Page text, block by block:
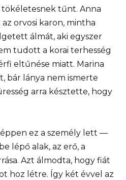
tűnt. Anna
orvosi karon, mintha
álmát, aki egyszer
tudott a korai terhesség
eltűnése miatt. Marina
bár lánya nem ismerte
arra késztette, hogy
ez a személy lett —
lépő alak, az erő, a
Azt álmodta, hogy fiát
hoz létre. Így két évvel az